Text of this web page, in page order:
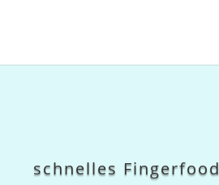
schnelles Fingerfood